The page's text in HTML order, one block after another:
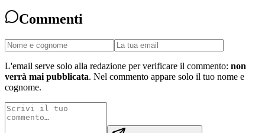
Commenti
L'email serve solo alla redazione per verificare il commento: non
verrà mai pubblicata. Nel commento appare solo il tuo nome e
cognome.